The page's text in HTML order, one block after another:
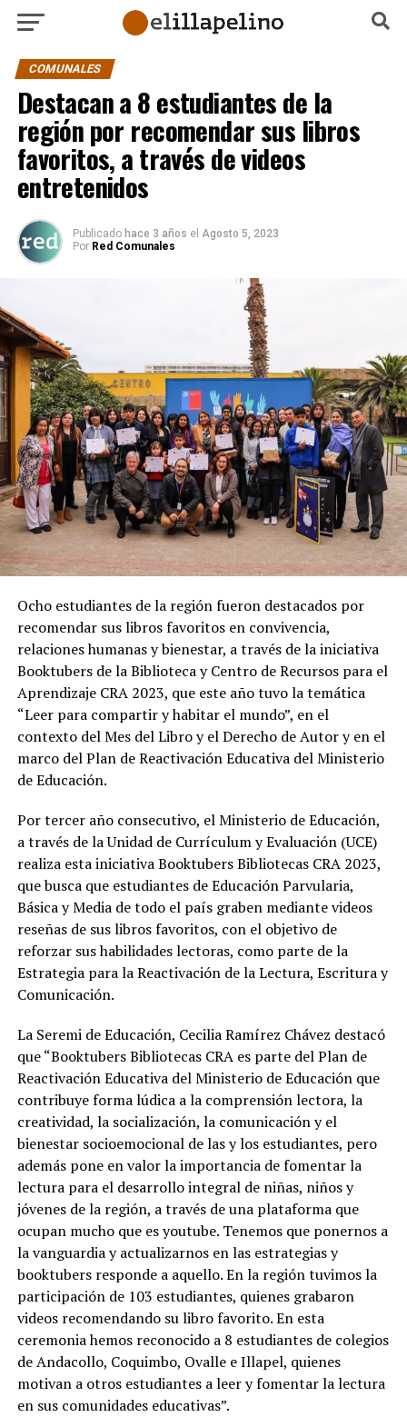
COMUNALES
Destacan a 8 estudiantes de la
región por recomendar sus libros
favoritos, a través de videos
entretenidos
Publicado hace 3 años el Agosto 5, 2023
Por Red Comunales
Ocho estudiantes de la región fueron destacados por
recomendar sus libros favoritos en convivencia,
relaciones humanas y bienestar, a través de la iniciativa
Booktubers de la Biblioteca y Centro de Recursos para el
Aprendizaje CRA 2023, que este año tuvo la temática
“Leer para compartir y habitar el mundo”, en el
contexto del Mes del Libro y el Derecho de Autor y en el
marco del Plan de Reactivación Educativa del Ministerio
de Educación.
Por tercer año consecutivo, el Ministerio de Educación,
a través de la Unidad de Currículum y Evaluación (UCE)
realiza esta iniciativa Booktubers Bibliotecas CRA 2023,
que busca que estudiantes de Educación Parvularia,
Básica y Media de todo el país graben mediante videos
reseñas de sus libros favoritos, con el objetivo de
reforzar sus habilidades lectoras, como parte de la
Estrategia para la Reactivación de la Lectura, Escritura y
Comunicación.
La Seremi de Educación, Cecilia Ramírez Chávez destacó
que “Booktubers Bibliotecas CRA es parte del Plan de
Reactivación Educativa del Ministerio de Educación que
contribuye forma lúdica a la comprensión lectora, la
creatividad, la socialización, la comunicación y el
bienestar socioemocional de las y los estudiantes, pero
además pone en valor la importancia de fomentar la
lectura para el desarrollo integral de niñas, niños y
jóvenes de la región, a través de una plataforma que
ocupan mucho que es youtube. Tenemos que ponernos a
la vanguardia y actualizarnos en las estrategias y
booktubers responde a aquello. En la región tuvimos la
participación de 103 estudiantes, quienes grabaron
videos recomendando su libro favorito. En esta
ceremonia hemos reconocido a 8 estudiantes de colegios
de Andacollo, Coquimbo, Ovalle e Illapel, quienes
motivan a otros estudiantes a leer y fomentar la lectura
en sus comunidades educativas”.